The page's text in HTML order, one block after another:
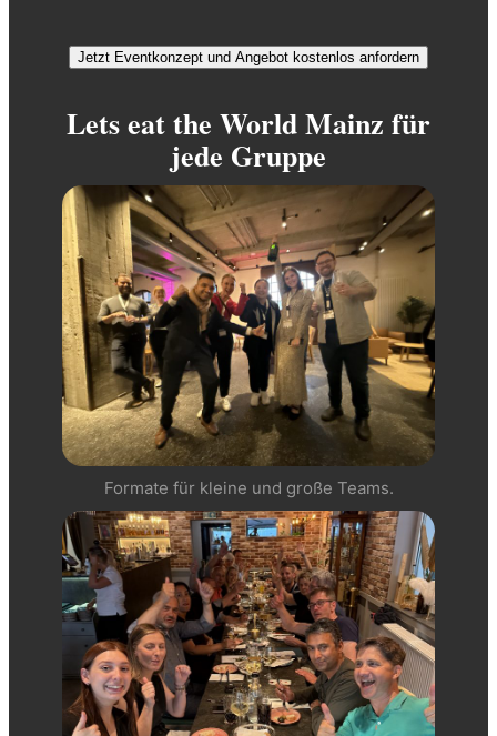
Jetzt Eventkonzept und Angebot kostenlos anfordern
Lets eat the World Mainz für
jede Gruppe
Formate für kleine und große Teams.